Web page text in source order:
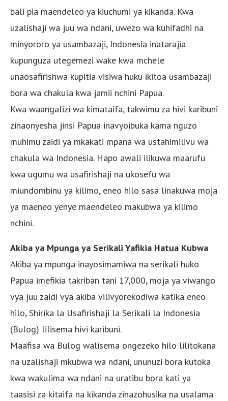
bali pia maendeleo ya kiuchumi ya kikanda. Kwa
uzalishaji wa juu wa ndani, uwezo wa kuhifadhi na
minyororo ya usambazaji, Indonesia inatarajia
kupunguza utegemezi wake kwa mchele
unaosafirishwa kupitia visiwa huku ikitoa usambazaji
bora wa chakula kwa jamii nchini Papua.
Kwa waangalizi wa kimataifa, takwimu za hivi karibuni
zinaonyesha jinsi Papua inavyoibuka kama nguzo
muhimu zaidi ya mkakati mpana wa ustahimilivu wa
chakula wa Indonesia. Hapo awali ilikuwa maarufu
kwa ugumu wa usafirishaji na ukosefu wa
miundombinu ya kilimo, eneo hilo sasa linakuwa moja
ya maeneo yenye maendeleo makubwa ya kilimo
nchini.
Akiba ya Mpunga ya Serikali Yafikia Hatua Kubwa
Akiba ya mpunga inayosimamiwa na serikali huko
Papua imefikia takriban tani 17,000, moja ya viwango
vya juu zaidi vya akiba vilivyorekodiwa katika eneo
hilo, Shirika la Usafirishaji la Serikali la Indonesia
(Bulog) lilisema hivi karibuni.
Maafisa wa Bulog walisema ongezeko hilo lilitokana
na uzalishaji mkubwa wa ndani, ununuzi bora kutoka
kwa wakulima wa ndani na uratibu bora kati ya
taasisi za kitaifa na kikanda zinazohusika na usalama